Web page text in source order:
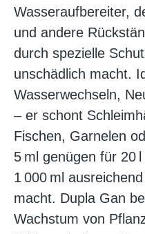
Wasseraufbereiter,
und andere
durch spezielle
unschädlich macht.
Wasserwechseln,
– er schont
Fischen, Garnelen
5 ml genügen für 20
1 000 ml
macht. Dupla Gan
Wachstum von